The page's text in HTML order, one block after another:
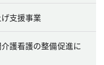
支援事業
護看護の整備促進に